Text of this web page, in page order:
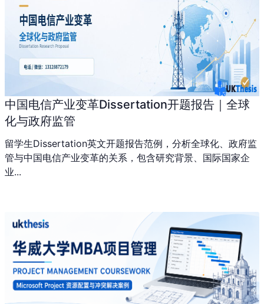
中国电信产业变革Dissertation开题报告｜全球
化与政府监管
留学生Dissertation英文开题报告范例，分析全球化、政府监
管与中国电信产业变革的关系，包含研究背景、国际国家企
业...